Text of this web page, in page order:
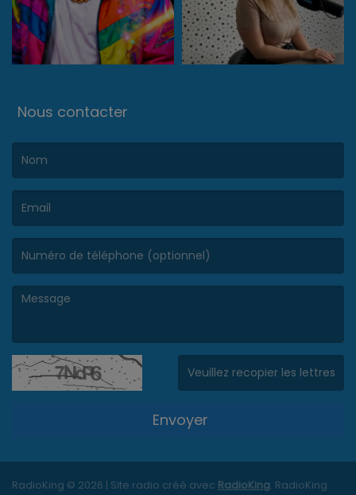
Nous contacter
Envoyer
RadioKing © 2026 | Site radio créé avec RadioKing. RadioKing